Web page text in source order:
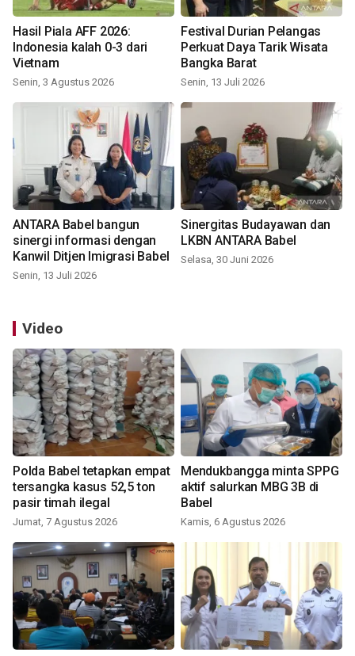
Hasil Piala AFF 2026:
Indonesia kalah 0-3 dari
Vietnam
Senin, 3 Agustus 2026
Festival Durian Pelangas
Perkuat Daya Tarik Wisata
Bangka Barat
Senin, 13 Juli 2026
ANTARA Babel bangun
sinergi informasi dengan
Kanwil Ditjen Imigrasi Babel
Senin, 13 Juli 2026
Sinergitas Budayawan dan
LKBN ANTARA Babel
Selasa, 30 Juni 2026
Video
Polda Babel tetapkan empat
tersangka kasus 52,5 ton
pasir timah ilegal
Jumat, 7 Agustus 2026
Mendukbangga minta SPPG
aktif salurkan MBG 3B di
Babel
Kamis, 6 Agustus 2026